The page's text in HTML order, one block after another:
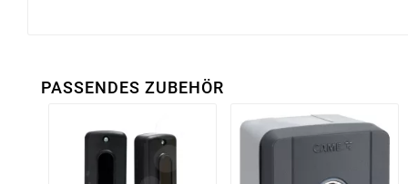
PASSENDES ZUBEHÖR